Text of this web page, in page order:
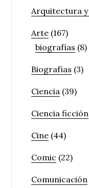
Arquitectura y
Arte (167)
biografías (8)
Biografías (3)
Ciencia (39)
Ciencia ficción
Cine (44)
Comic (22)
Comunicación